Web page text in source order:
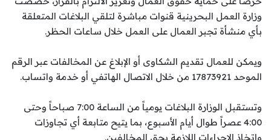
وزارة العمل البحرينية قنوات مباشرة لتلقي البلاغات المتعلقة
بأي منشأة تجبر العمال على العمل خلال ساعات الحظر.
ويمكن للعمال تقديم الشكاوى أو الإبلاغ عن المخالفات عبر الرقم
الموحد 17873921 من خلال الاتصال الهاتفي أو خدمة واتساب.
وتستقبل الوزارة البلاغات يومياً من الساعة 7:00 صباحاً وحتى
4:00 عصراً طوال أيام الأسبوع، بما يتيح متابعة أي تجاوزات
واتخاذ الإجراءات اللازمة بحق المخالفين.